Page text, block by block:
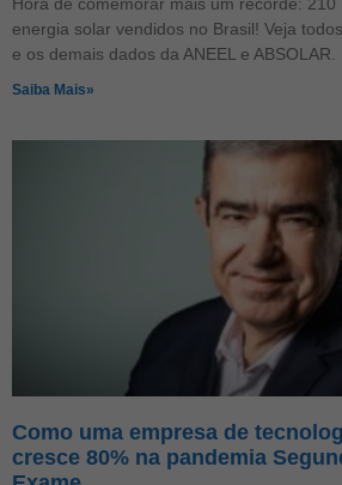
energia solar vendidos no Brasil! Veja
e os demais dados da ANEEL e ABSOLAR.
Saiba Mais»
Como uma empresa de
cresce 80% na pandemia